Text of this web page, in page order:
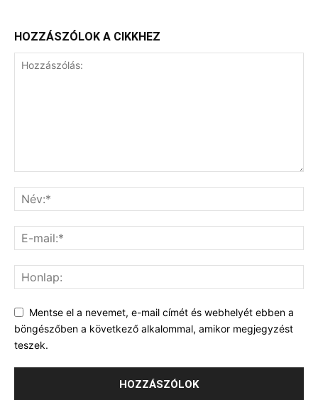
HOZZÁSZÓLOK A CIKKHEZ
Mentse el a nevemet, e-mail címét és webhelyét ebben a
böngészőben a következő alkalommal, amikor megjegyzést
teszek.